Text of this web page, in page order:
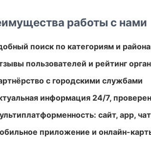
работы с нами
поиск по категориям и
пользователей и рейтинг
с городскими службами
информация 24/7,
сайт, app,
приложение и онлайн-